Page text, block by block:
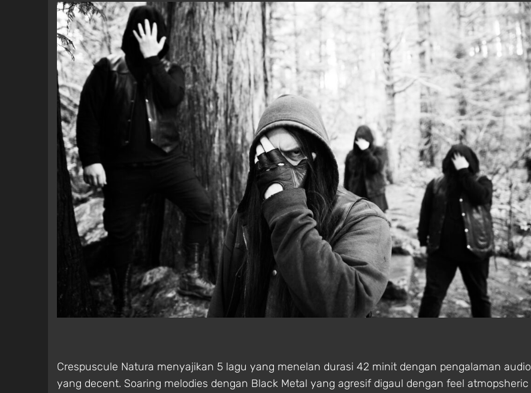
Crespuscule Natura menyajikan 5 lagu yang menelan durasi 42 minit dengan pengalaman audio
yang decent. Soaring melodies dengan Black Metal yang agresif digaul dengan feel atmopsheric